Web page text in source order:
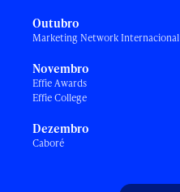
Outubro
Marketing Network Internacional
Novembro
Effie Awards
Effie College
Dezembro
Caboré